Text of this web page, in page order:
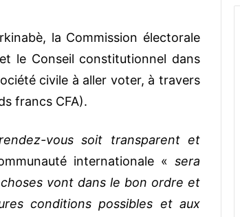
la Commission électorale
le Conseil constitutionnel dans
civile à aller voter, à travers
francs CFA).
vous soit transparent et
internationale « sera
vont dans le bon ordre et
conditions possibles et aux